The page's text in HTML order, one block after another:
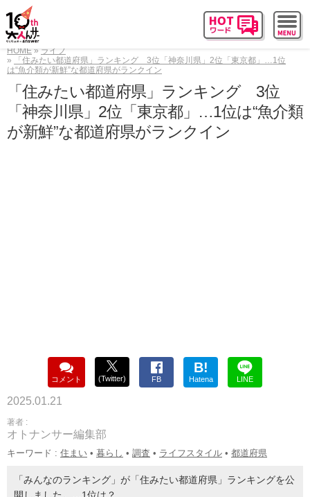
HOME
ライフ
「住みたい都道府県」ランキング 3位「神奈川県」2位「東京都」…1位
は“魚介類が新鮮”な都道府県がランクイン
「住みたい都道府県」ランキング 3位
「神奈川県」2位「東京都」…1位は“魚介類
が新鮮”な都道府県がランクイン
コメント (Twitter) FB
B!
Hatena LINE
2025.01.21
著者 :
オトナンサー編集部
キーワード : 住まい • 暮らし • 調査 • ライフスタイル • 都道府県
「みんなのランキング」が「住みたい都道府県」ランキングを公